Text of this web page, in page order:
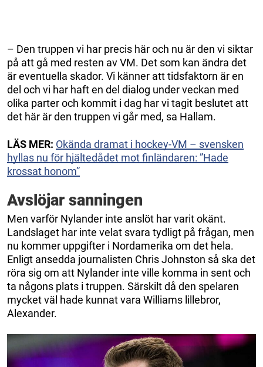
– Den truppen vi har precis här och nu är den vi siktar
på att gå med resten av VM. Det som kan ändra det
är eventuella skador. Vi känner att tidsfaktorn är en
del och vi har haft en del dialog under veckan med
olika parter och kommit i dag har vi tagit beslutet att
det här är den truppen vi går med, sa Hallam.
LÄS MER: Okända dramat i hockey-VM – svensken
hyllas nu för hjältedådet mot finländaren: ”Hade
krossat honom”
Avslöjar sanningen
Men varför Nylander inte anslöt har varit okänt.
Landslaget har inte velat svara tydligt på frågan, men
nu kommer uppgifter i Nordamerika om det hela.
Enligt ansedda journalisten Chris Johnston så ska det
röra sig om att Nylander inte ville komma in sent och
ta någons plats i truppen. Särskilt då den spelaren
mycket väl hade kunnat vara Williams lillebror,
Alexander.